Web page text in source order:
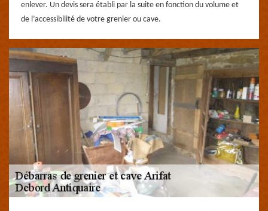
enlever. Un devis sera établi par la suite en fonction du volume et
de l’accessibilité de votre grenier ou cave.